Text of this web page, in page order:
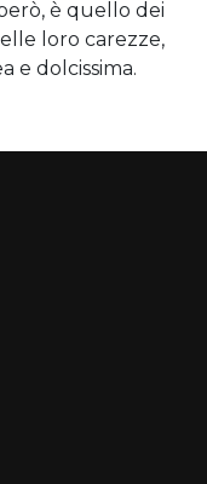
è quello dei
loro carezze,
e dolcissima.